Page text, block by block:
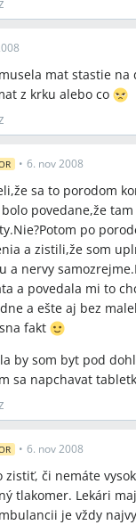
riziká neliečeného
a firmy
a
CTG, EKG, echo
mat stastie na
z krku alebo co
• 6. nov 2008
sa to porodom
povedane,že
po
a zistili,že som
a nervy
a povedala mi to
a ešte aj bez
fakt
by som byt pod
sa napchavat
• 6. nov 2008
zistiť, či nemáte
tlakomer. Lekári
je vždy